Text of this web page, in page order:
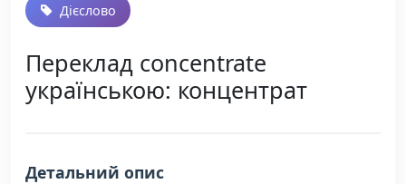
Дієслово
Переклад concentrate
українською: концентрат
Детальний опис